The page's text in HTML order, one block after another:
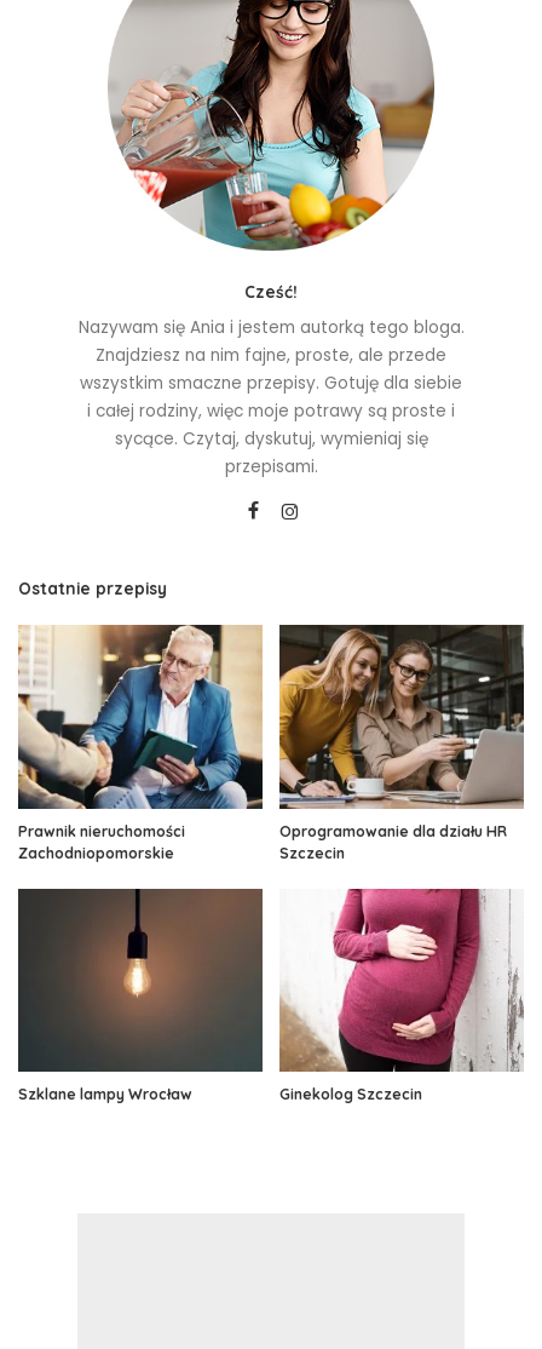
Cześć!
Nazywam się Ania i jestem autorką tego bloga.
Znajdziesz na nim fajne, proste, ale przede
wszystkim smaczne przepisy. Gotuję dla siebie
i całej rodziny, więc moje potrawy są proste i
sycące. Czytaj, dyskutuj, wymieniaj się
przepisami.
Ostatnie przepisy
Prawnik nieruchomości
Zachodniopomorskie
Oprogramowanie dla działu HR
Szczecin
Szklane lampy Wrocław Ginekolog Szczecin